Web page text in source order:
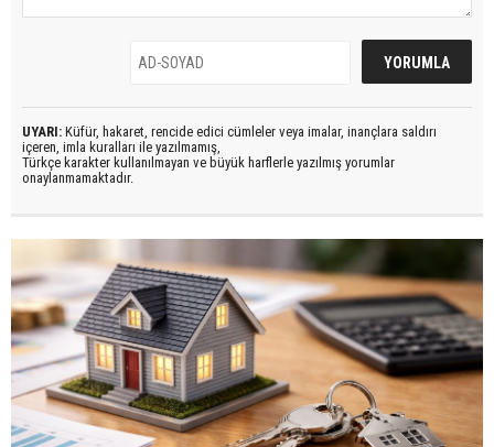
UYARI: Küfür, hakaret, rencide edici cümleler veya imalar, inançlara saldırı
içeren, imla kuralları ile yazılmamış,
Türkçe karakter kullanılmayan ve büyük harflerle yazılmış yorumlar
onaylanmamaktadır.